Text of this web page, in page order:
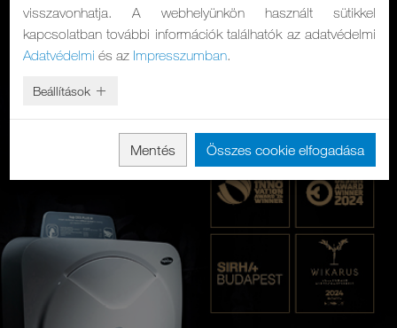
visszavonhatja. A webhelyünkön használt sütikkel
kapcsolatban további információk találhatók az adatvédelmi
Adatvédelmi és az Impresszumban.
Beállítások
Mentés Összes cookie elfogadása